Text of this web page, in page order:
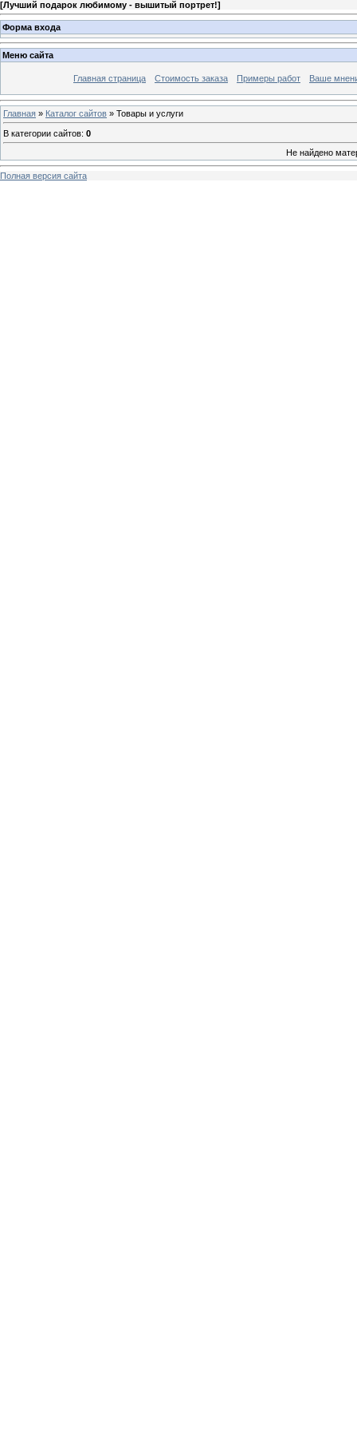
[Лучший подарок любимому - вышитый портрет!]
Форма входа
Меню сайта
Главная страница Стоимость заказа Примеры работ Ваше
Главная » Каталог сайтов » Товары и услуги
В категории сайтов: 0
Не найдено
Полная версия сайта